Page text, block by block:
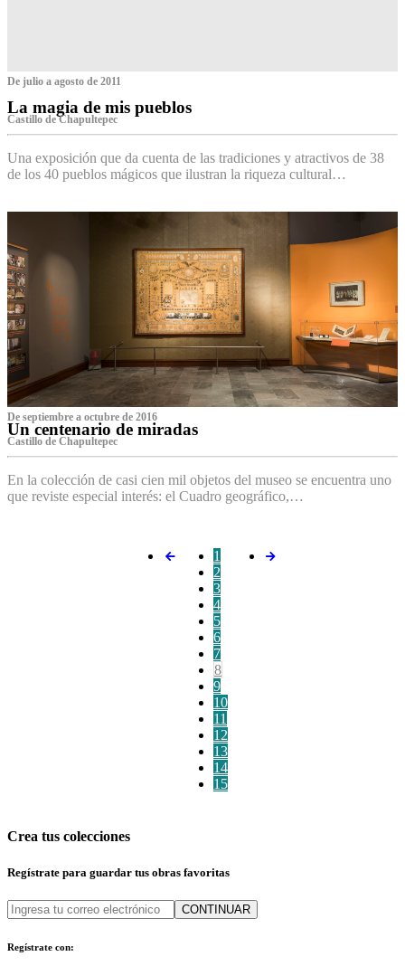
De julio a agosto de 2011
La magia de mis pueblos
Castillo de Chapultepec
Una exposición que da cuenta de las tradiciones y atractivos de 38
de los 40 pueblos mágicos que ilustran la riqueza cultural…
De septiembre a octubre de 2016
Un centenario de miradas
Castillo de Chapultepec
En la colección de casi cien mil objetos del museo se encuentra uno
que reviste especial interés: el Cuadro geográfico,…
1
2
3
4
5
6
7
8
9
10
11
12
13
14
15
Crea tus colecciones
Regístrate para guardar tus obras favoritas
CONTINUAR
Regístrate con: